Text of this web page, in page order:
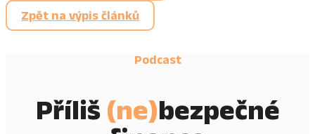
Zpět na výpis článků
Podcast
Příliš (ne)bezpečné